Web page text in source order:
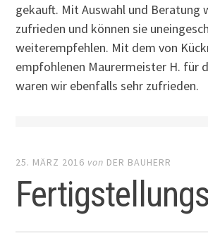
gekauft. Mit Auswahl und Beratung
zufrieden und können sie
weiterempfehlen. Mit dem von
empfohlenen Maurermeister H. für
waren wir ebenfalls sehr zufrieden.
25. MÄRZ 2016 von DER BAUHERR